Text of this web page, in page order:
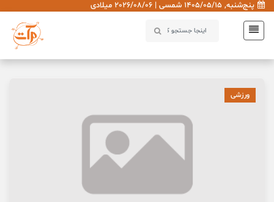
پنج‌شنبه, 1405/05/15 شمسی | 2026/08/06 میلادی
ورزشی